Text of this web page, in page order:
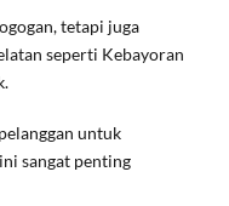
tetapi juga
seperti Kebayoran
untuk
sangat penting